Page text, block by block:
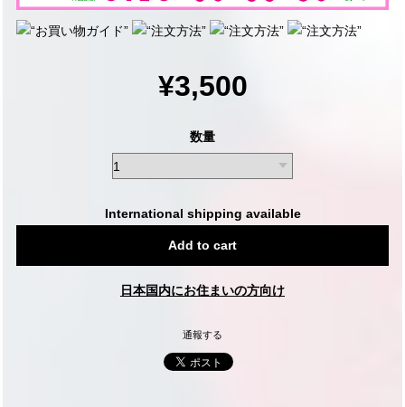
¥3,500
数量
International shipping available
Add to cart
日本国内にお住まいの方向け
通報する